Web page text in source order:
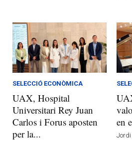
SELECCIÓ ECONÒMICA
UAX, Hospital
Universitari Rey Juan
Carlos i Forus aposten
per la...
en
Jordi